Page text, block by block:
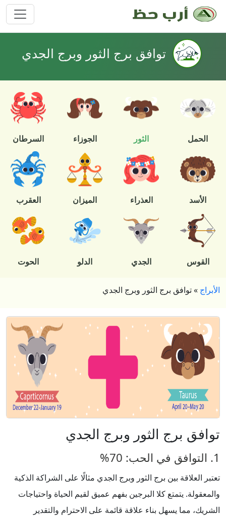
توافق برج الثور وبرج الجدي
الحمل الثور الجوزاء السرطان
الأسد العذراء الميزان العقرب
القوس الجدي الدلو الحوت
الأبراج »توافق برج الثور وبرج الجدي
توافق برج الثور وبرج الجدي
1. التوافق في الحب: 70%
تعتبر العلاقة بين برج الثور وبرج الجدي مثالًا على الشراكة الذكية
والمعقولة. يتمتع كلا البرجين بفهم عميق لقيم الحياة واحتياجات
الشريك، مما يسهل بناء علاقة قائمة على الاحترام والتقدير